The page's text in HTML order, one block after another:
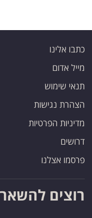
כתבו אלינו
מייל אדום
תנאי שימוש
הצהרת נגישות
מדיניות הפרטיות
דרושים
פרסמו אצלנו
רוצים